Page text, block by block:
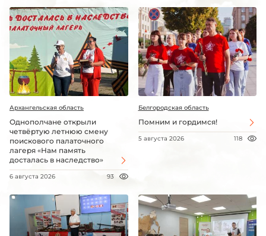
Архангельская область
Однополчане открыли
четвёртую летнюю смену
поискового палаточного
лагеря «Нам память
досталась в наследство»
6 августа 2026 93
Белгородская область
Помним и гордимся!
5 августа 2026 118